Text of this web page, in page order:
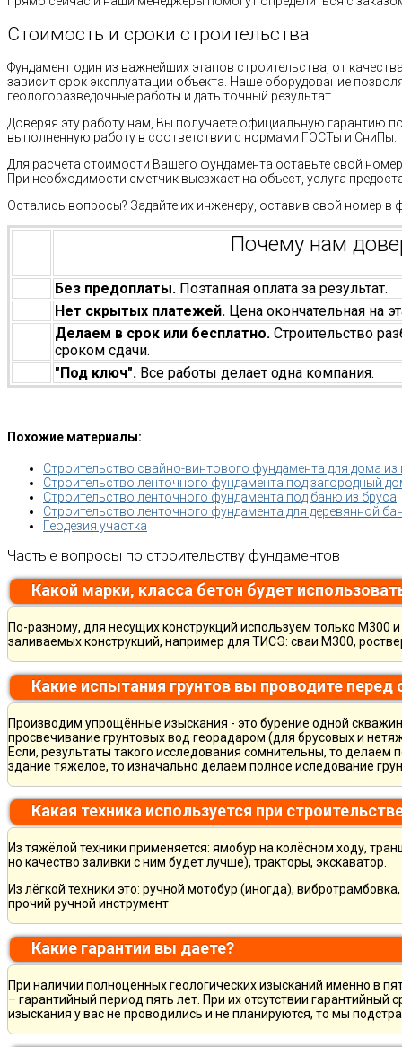
Стоимость и сроки строительства
Фундамент один из важнейших этапов строительства, от
зависит срок эксплуатации объекта. Наше оборудование
геологоразведочные работы и дать точный результат.
Доверяя эту работу нам, Вы получаете официальную гарантию
выполненную работу в соответствии с нормами ГОСТы и СниПы.
Для расчета стоимости Вашего фундамента оставьте свой
При необходимости сметчик выезжает на объест, услуга
Остались вопросы? Задайте их инженеру, оставив свой номер в
Почему нам
Без предоплаты. Поэтапная оплата за результат.
Нет скрытых платежей. Цена окончательная на
Делаем в срок или бесплатно. Строительство
сроком сдачи.
"Под ключ". Все работы делает одна компания.
Похожие материалы:
Строительство свайно-винтового фундамента для дома
Строительство ленточного фундамента под загородный
Строительство ленточного фундамента под баню из бруса
Строительство ленточного фундамента для деревянной
Геодезия участка
Частые вопросы по строительству фундаментов
Какой марки, класса бетон будет
По-разному, для несущих конструкций используем только М300
заливаемых конструкций, например для ТИСЭ: сваи М300,
Какие испытания грунтов вы проводите перед
Производим упрощённые изыскания - это бурение одной
просвечивание грунтовых вод георадаром (для брусовых и
Если, результаты такого исследования сомнительны, то
здание тяжелое, то изначально делаем полное иследование
Какая техника используется при
Из тяжёлой техники применяется: ямобур на колёсном ходу,
но качество заливки с ним будет лучше), тракторы, экскаватор.
Из лёгкой техники это: ручной мотобур (иногда),
прочий ручной инструмент
Какие гарантии вы даете?
При наличии полноценных геологических изысканий именно в
– гарантийный период пять лет. При их отсутствии гарантийный
изыскания у вас не проводились и не планируются, то мы